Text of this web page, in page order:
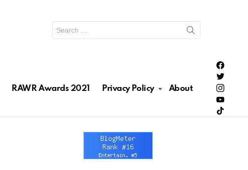
for:
RAWR Awards 2021 Privacy Policy About
PH